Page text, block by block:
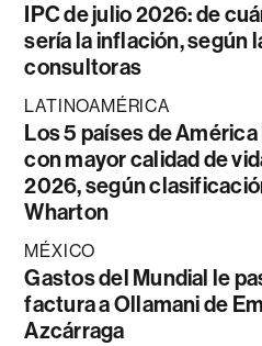
IPC de julio 2026: de
sería la inflación, según
consultoras
LATINOAMÉRICA
Los 5 países de
con mayor calidad de
2026, según
Wharton
MÉXICO
Gastos del Mundial le
factura a Ollamani de
Azcárraga